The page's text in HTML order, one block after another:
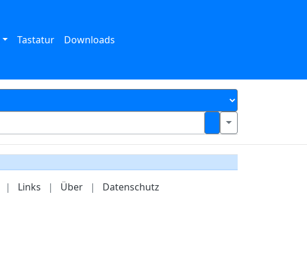
Tastatur Downloads
| Links | Über | Datenschutz